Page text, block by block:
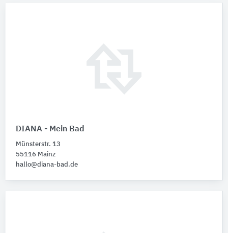
DIANA - Mein Bad
Münsterstr. 13
55116 Mainz
hallo@diana-bad.de